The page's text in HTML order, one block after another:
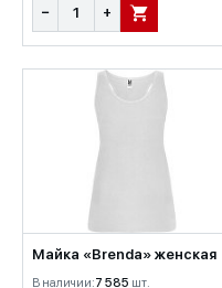
− + В КОРЗИНУ
Майка «Brenda» женская
В наличии:7 585 шт.